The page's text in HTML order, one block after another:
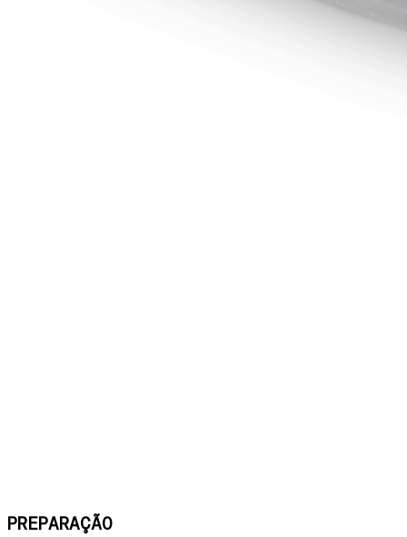
PREPARAÇÃO